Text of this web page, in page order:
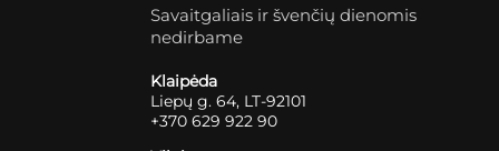
Savaitgaliais ir švenčių dienomis
nedirbame
Klaipėda
Liepų g. 64, LT-92101
+370 629 922 90